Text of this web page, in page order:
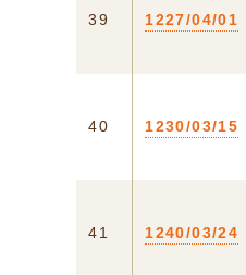
39 1227/04/01
40 1230/03/15
41 1240/03/24